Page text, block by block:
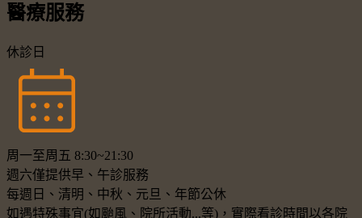
醫療服務
休診日
周一至周五 8:30~21:30
週六僅提供早、午診服務
每週日、清明、中秋、元旦、年節公休
如遇特殊事宜(如颱風、院所活動...等)，實際看診時間以各院